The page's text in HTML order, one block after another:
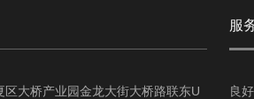
区大桥产业园金龙大街大桥路联东U
服
良